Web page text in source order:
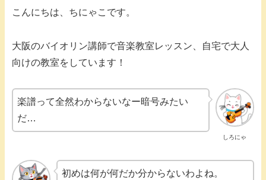
こんにちは、ちにゃこです。
大阪のバイオリン講師で音楽教室レッスン、自宅で大人
向けの教室をしています！
しろにゃ
楽譜って全然わからないなー暗号みたい
だ…
初めは何が何だか分からないわよね。